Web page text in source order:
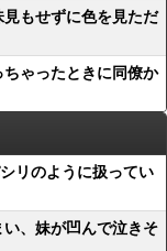
もせずに色を見ただ
ゃったときに同僚か
リのように扱ってい
い、妹が凹んで泣きそ